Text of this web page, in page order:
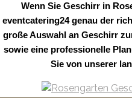
Wenn Sie Geschirr in
eventcatering24 genau der
große Auswahl an Geschirr
sowie eine professionelle
Sie von unserer